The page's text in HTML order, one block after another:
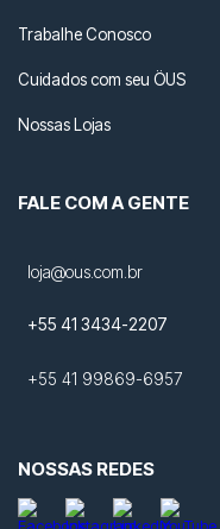
Trabalhe Conosco
Cuidados com seu ÖUS
Nossas Lojas
FALE COM A GENTE
loja@ous.com.br
+55 41 3434-2207
+55 41 99869-6957
NOSSAS REDES